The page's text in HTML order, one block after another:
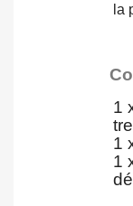
la
1
1
1